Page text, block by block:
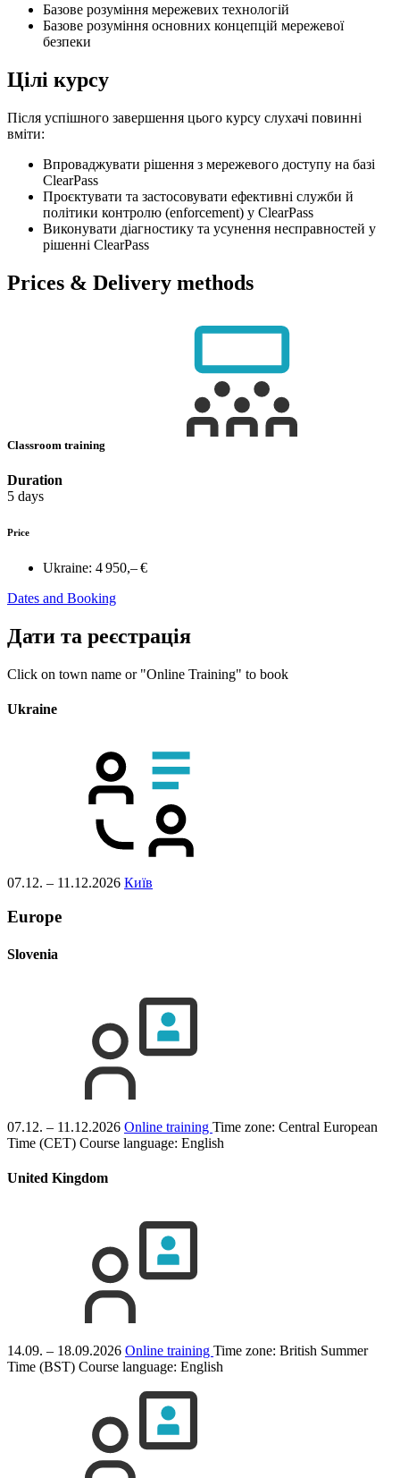
Базове розуміння мережевих технологій
Базове розуміння основних концепцій мережевої
безпеки
Цілі курсу
Після успішного завершення цього курсу слухачі повинні
вміти:
Впроваджувати рішення з мережевого доступу на базі
ClearPass
Проєктувати та застосовувати ефективні служби й
політики контролю (enforcement) у ClearPass
Виконувати діагностику та усунення несправностей у
рішенні ClearPass
Prices & Delivery methods
Classroom training
Duration
5 days
Price
Ukraine: 4 950,– €
Dates and Booking
Дати та реєстрація
Click on town name or "Online Training" to book
Ukraine
07.12. – 11.12.2026 Київ
Europe
Slovenia
07.12. – 11.12.2026 Online training Time zone: Central European
Time (CET) Course language: English
United Kingdom
14.09. – 18.09.2026 Online training Time zone: British Summer
Time (BST) Course language: English